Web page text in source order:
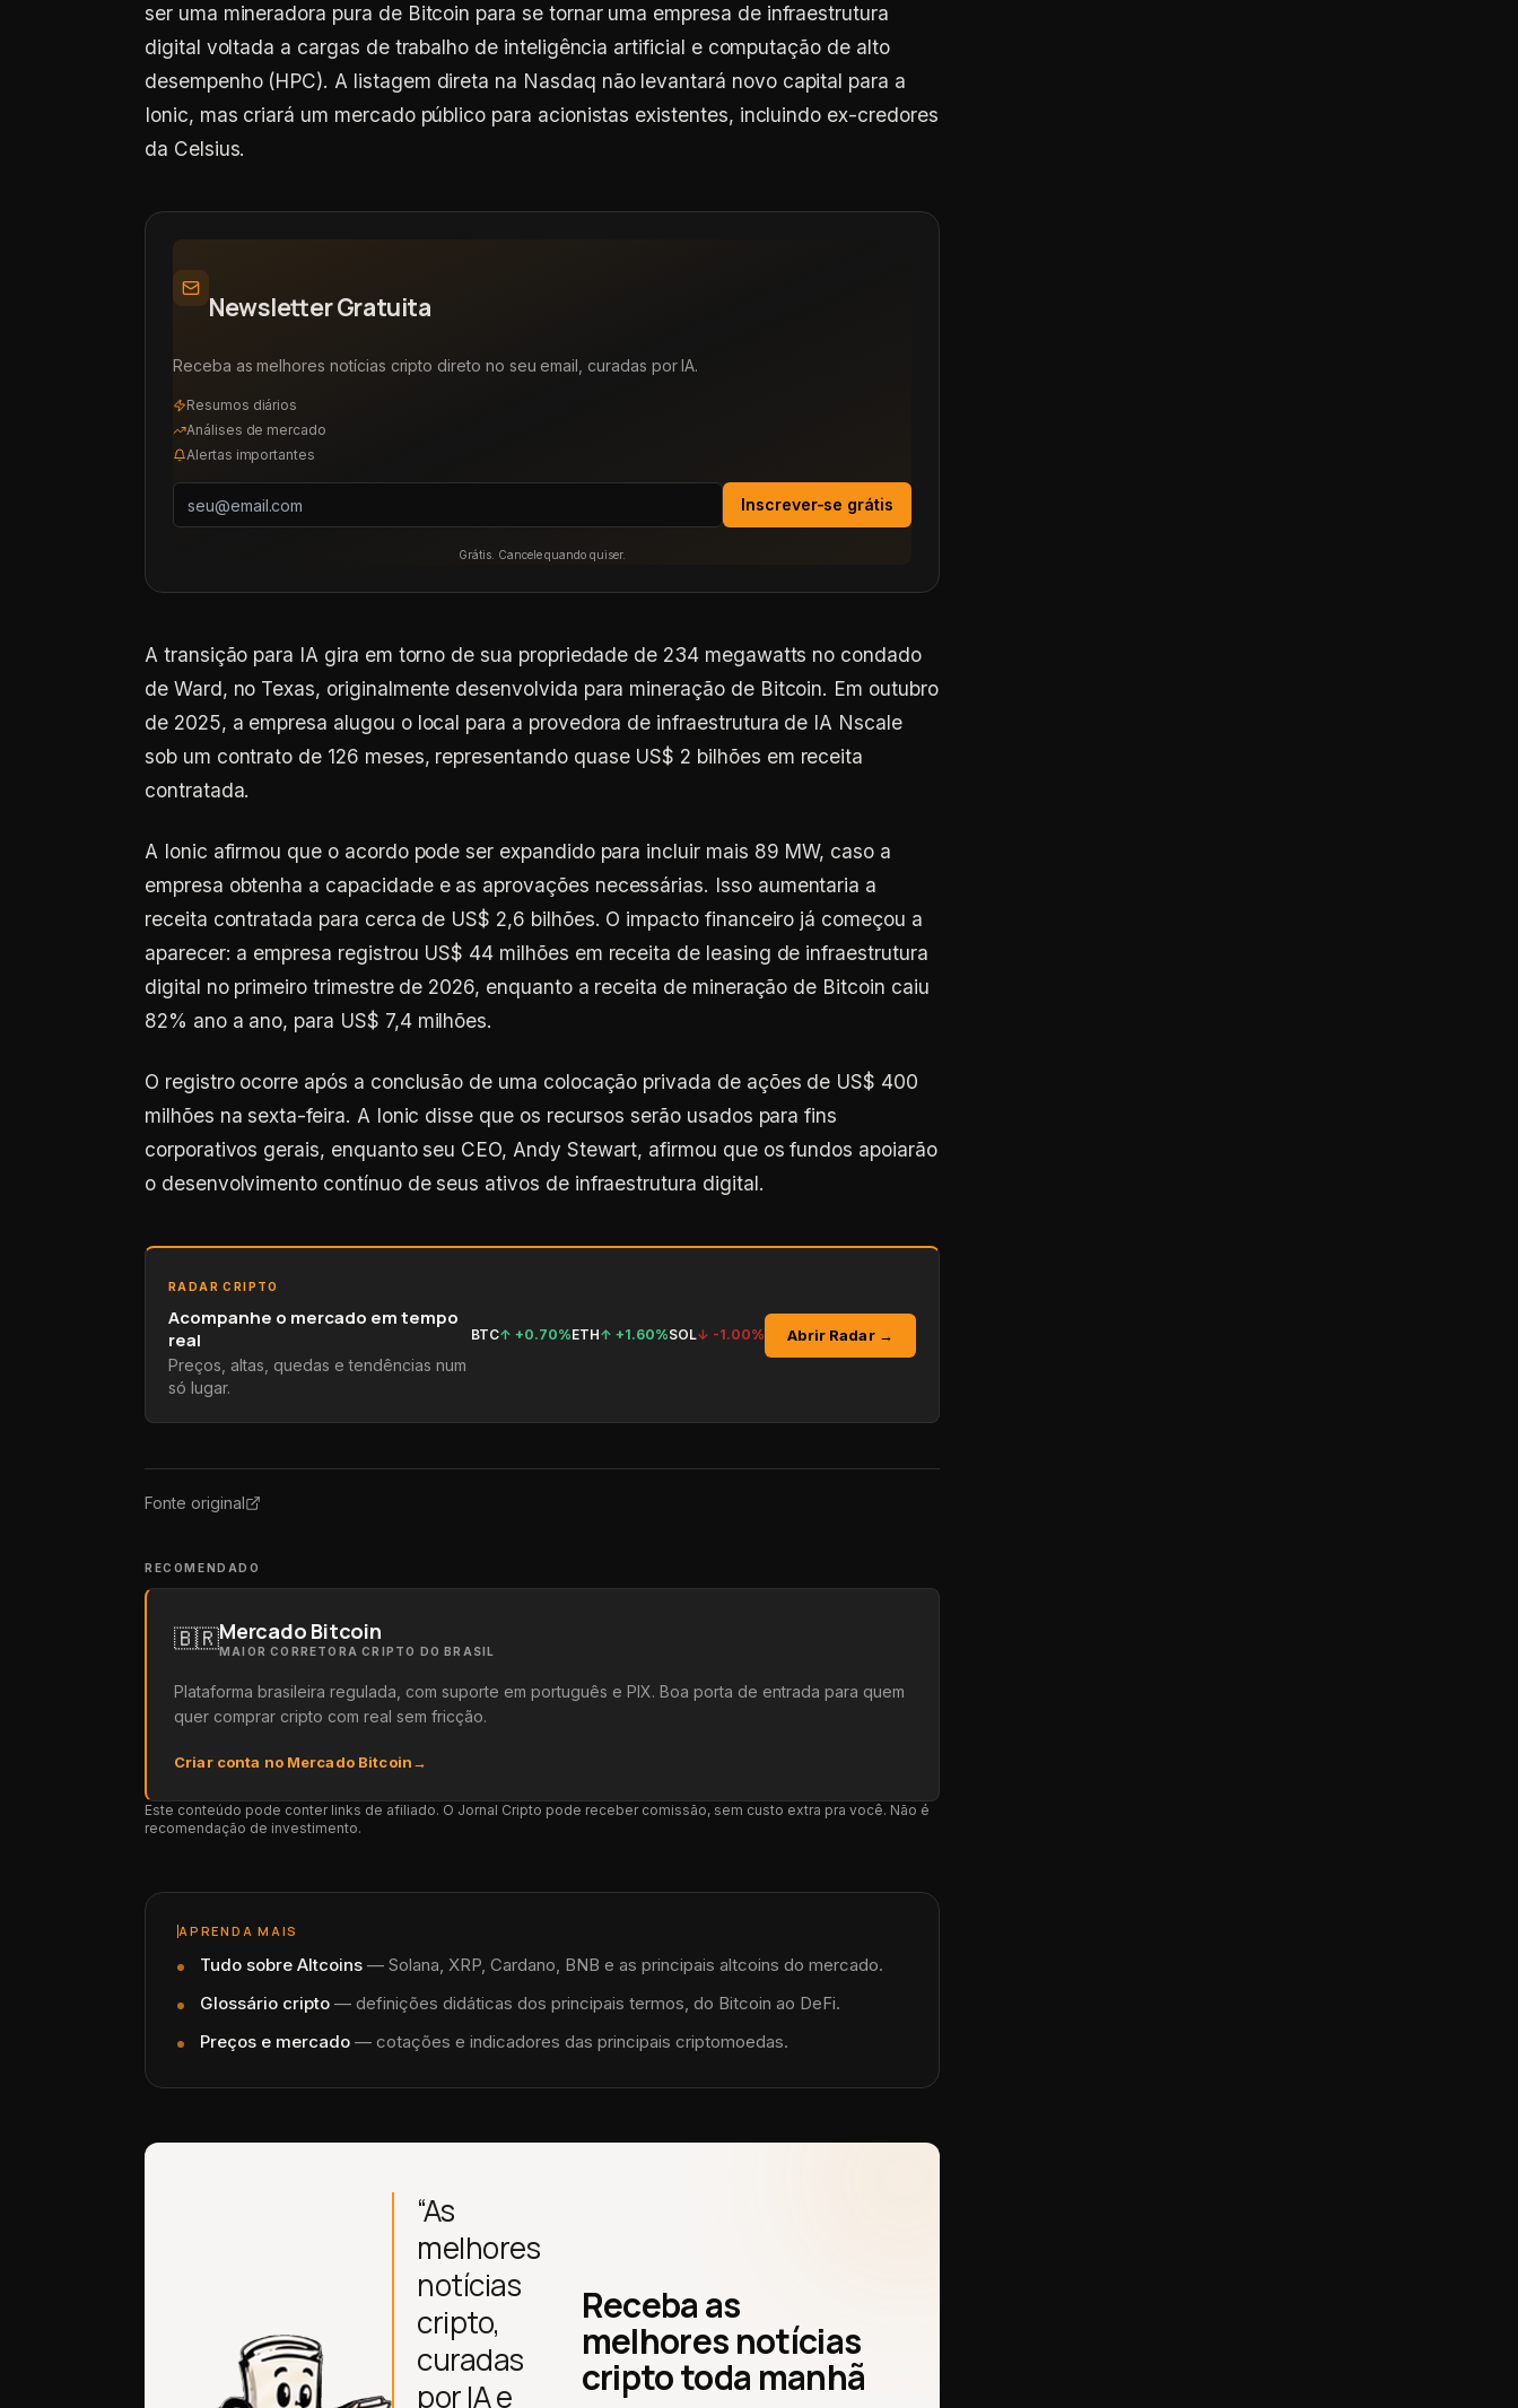
ser uma mineradora pura de Bitcoin para se tornar uma empresa de infraestrutura
digital voltada a cargas de trabalho de inteligência artificial e computação de alto
desempenho (HPC). A listagem direta na Nasdaq não levantará novo capital para a
Ionic, mas criará um mercado público para acionistas existentes, incluindo ex-credores
da Celsius.
Newsletter Gratuita
Receba as melhores notícias cripto direto no seu email, curadas por IA.
Resumos diários
Análises de mercado
Alertas importantes
Inscrever-se grátis
Grátis. Cancele quando quiser.
A transição para IA gira em torno de sua propriedade de 234 megawatts no condado
de Ward, no Texas, originalmente desenvolvida para mineração de Bitcoin. Em outubro
de 2025, a empresa alugou o local para a provedora de infraestrutura de IA Nscale
sob um contrato de 126 meses, representando quase US$ 2 bilhões em receita
contratada.
A Ionic afirmou que o acordo pode ser expandido para incluir mais 89 MW, caso a
empresa obtenha a capacidade e as aprovações necessárias. Isso aumentaria a
receita contratada para cerca de US$ 2,6 bilhões. O impacto financeiro já começou a
aparecer: a empresa registrou US$ 44 milhões em receita de leasing de infraestrutura
digital no primeiro trimestre de 2026, enquanto a receita de mineração de Bitcoin caiu
82% ano a ano, para US$ 7,4 milhões.
O registro ocorre após a conclusão de uma colocação privada de ações de US$ 400
milhões na sexta-feira. A Ionic disse que os recursos serão usados para fins
corporativos gerais, enquanto seu CEO, Andy Stewart, afirmou que os fundos apoiarão
o desenvolvimento contínuo de seus ativos de infraestrutura digital.
RADAR CRIPTO
Acompanhe o mercado em tempo
real
Preços, altas, quedas e tendências num
só lugar.
BTC↑ +0.70%ETH↑ +1.60%SOL↓ -1.00% Abrir Radar →
Fonte original
RECOMENDADO
🇧🇷Mercado Bitcoin
MAIOR CORRETORA CRIPTO DO BRASIL
Plataforma brasileira regulada, com suporte em português e PIX. Boa porta de entrada para quem
quer comprar cripto com real sem fricção.
Criar conta no Mercado Bitcoin→
Este conteúdo pode conter links de afiliado. O Jornal Cripto pode receber comissão, sem custo extra pra você. Não é
recomendação de investimento.
APRENDA MAIS
Tudo sobre Altcoins — Solana, XRP, Cardano, BNB e as principais altcoins do mercado.
Glossário cripto — definições didáticas dos principais termos, do Bitcoin ao DeFi.
Preços e mercado — cotações e indicadores das principais criptomoedas.
“As
melhores
notícias
cripto,
curadas
por IA e
Receba as
melhores notícias
cripto toda manhã